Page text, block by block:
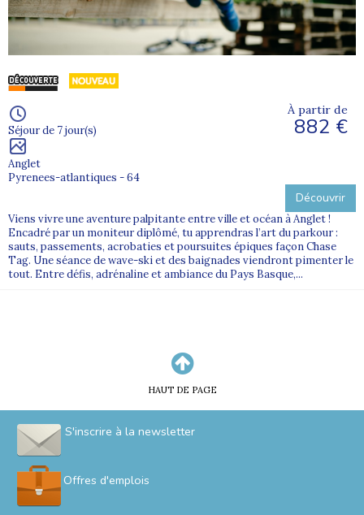
Séjour de 7 jour(s)
Anglet
Pyrenees-atlantiques - 64
À partir de
882 €
Découvrir
Viens vivre une aventure palpitante entre ville et océan à Anglet !
Encadré par un moniteur diplômé, tu apprendras l’art du parkour :
sauts, passements, acrobaties et poursuites épiques façon Chase
Tag. Une séance de wave-ski et des baignades viendront pimenter le
tout. Entre défis, adrénaline et ambiance du Pays Basque,...
HAUT DE PAGE
S'inscrire à la newsletter
Offres d'emplois